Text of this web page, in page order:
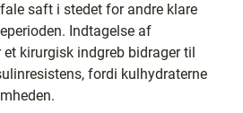
saft i stedet for andre klare
Indtagelse af
kirurgisk indgreb bidrager til
fordi kulhydraterne